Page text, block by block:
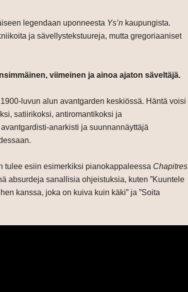
legendaan uponneesta Ys’n kaupungista.
ja sävellystekstuureja, mutta gregoriaaniset
viimeinen ja ainoa ajaton säveltäjä.
luvun alun avantgarden keskiössä. Häntä voisi
satiirikoksi, antiromantikoksi ja
anarkisti ja suunnannäyttäjä
tulee esiin esimerkiksi pianokappaleessa Chapitres
absurdeja sanallisia ohjeistuksia, kuten ”Kuuntele
kanssa, joka on kuiva kuin käki” ja ”Soita